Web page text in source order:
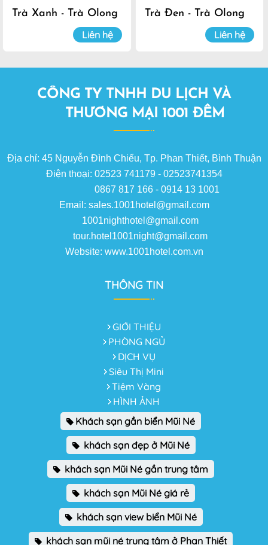
Trà Xanh - Trà Olong
Liên hệ
Trà Đen - Trà Olong
Liên hệ
CÔNG TY TNHH DU LỊCH VÀ
THƯƠNG MẠI 1001 ĐÊM
Địa chỉ: 45 Nguyễn Đình Chiểu, Tp. Phan Thiết, Bình Thuận
Điện thoại: 02523 741179 - 02523741354
0867 817 166 - 0914 13 1001
Email: sales.1001hotel@gmail.com
1001nighthotel@gmail.com
tour.hotel1001night@gmail.com
Website: www.1001hotel.com.vn
THÔNG TIN
GIỚI THIỆU
PHÒNG NGỦ
DỊCH VỤ
Siêu Thị Mini
Tiệm Vàng
HÌNH ẢNH
Khách sạn gần biển Mũi Né
khách sạn đẹp ở Mũi Né
khách sạn Mũi Né gần trung tâm
khách sạn Mũi Né giá rẻ
khách sạn view biển Mũi Né
khách sạn mũi né trung tâm ở Phan Thiết